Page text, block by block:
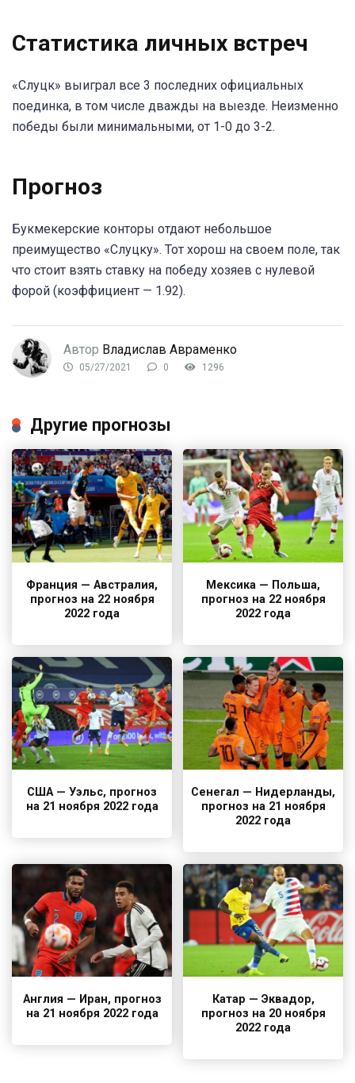
Статистика личных встреч
«Слуцк» выиграл все 3 последних официальных
поединка, в том числе дважды на выезде. Неизменно
победы были минимальными, от 1-0 до 3-2.
Прогноз
Букмекерские конторы отдают небольшое
преимущество «Слуцку». Тот хорош на своем поле, так
что стоит взять ставку на победу хозяев с нулевой
форой (коэффициент — 1.92).
Автор Владислав Авраменко
05/27/2021 0 1296
Другие прогнозы
Франция — Австралия,
прогноз на 22 ноября
2022 года
Мексика — Польша,
прогноз на 22 ноября
2022 года
США — Уэльс, прогноз
на 21 ноября 2022 года
Сенегал — Нидерланды,
прогноз на 21 ноября
2022 года
Англия — Иран, прогноз
на 21 ноября 2022 года
Катар — Эквадор,
прогноз на 20 ноября
2022 года